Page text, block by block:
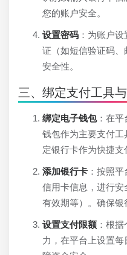
您的账户安全。
设置密码 ：为账户
证（如短信验证码
安全性。
三、绑定支付工具
绑定电子钱包：在平
钱包作为主要支付
定银行卡作为快捷支
添加银行卡 ：按照
信用卡信息，进行安
有效期等）。确保银
设置支付限额 ：根
力，在平台上设置